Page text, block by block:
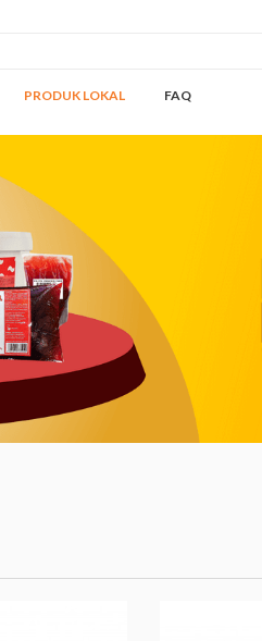
PRODUK LOKAL FAQ